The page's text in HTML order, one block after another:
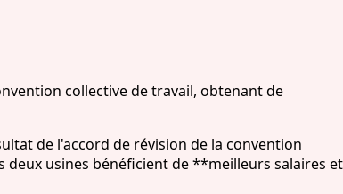
collective de travail, obtenant de
de l'accord de révision de la convention
deux usines bénéficient de **meilleurs salaires et